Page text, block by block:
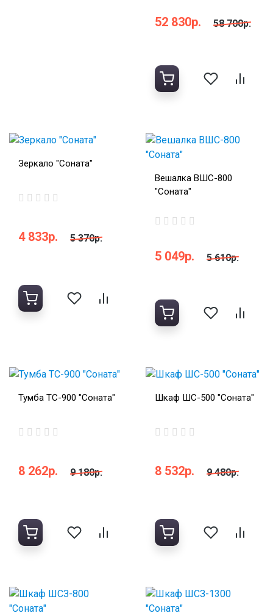
52 830р. 58 700р.
Зеркало "Соната"
4 833р. 5 370р.
Вешалка ВШС-800
"Соната"
5 049р. 5 610р.
Тумба ТС-900 "Соната"
8 262р. 9 180р.
Шкаф ШС-500 "Соната"
8 532р. 9 480р.